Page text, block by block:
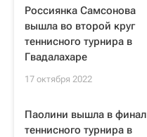
Россиянка Самсонова
вышла во второй круг
теннисного турнира в
Гвадалахаре
17 октября 2022
Паолини вышла в финал
теннисного турнира в